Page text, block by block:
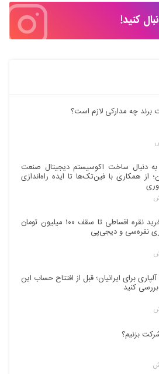
کنید!
برند چه مدارکی لازم است؟
دنبال ساخت اکوسیستم دیجیتال صنعت
از همکاری با فین‌تک‌ها تا ایده راه‌اندازی
امکان خرید نقره اقساطی تا سقف ۱۰۰ میلیون تومان
نقره‌سی و دیجی‌پی
برای ایرانیان؛ قبل از افتتاح حساب این
کنید
بزنیم؟